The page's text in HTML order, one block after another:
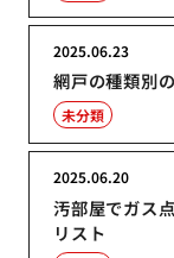
網戸の種類別
2025.06.23
未分類
汚部屋でガス
リスト
2025.06.20